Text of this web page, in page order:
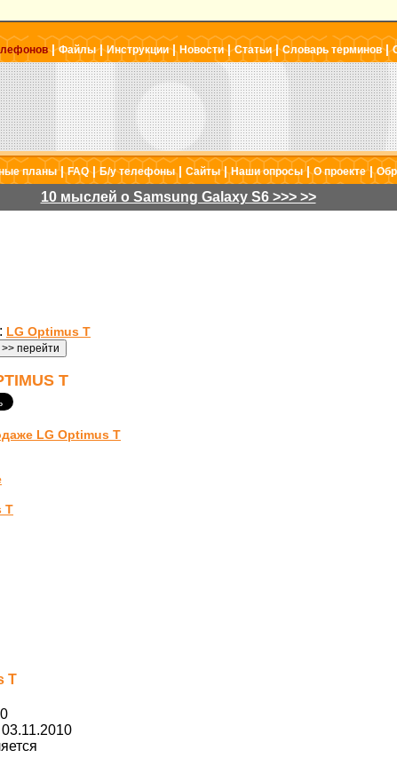
|Файлы|Инструкции| Новости|Статьи|Словарь терминов|
планы|FAQ|Б/у телефоны| Сайты|Наши опросы|О проекте|
10 мыслей о Samsung Galaxy S6 >>> >>
: LG Optimus T
T
LG Optimus T
T
T
03.11.2010